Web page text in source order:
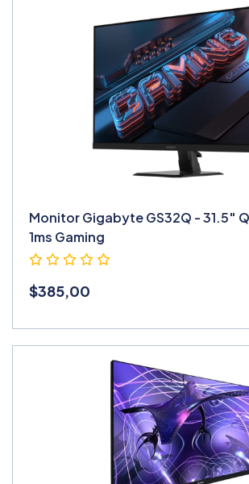
Monitor Gigabyte GS32Q - 31.5″
1ms Gaming
$385,00